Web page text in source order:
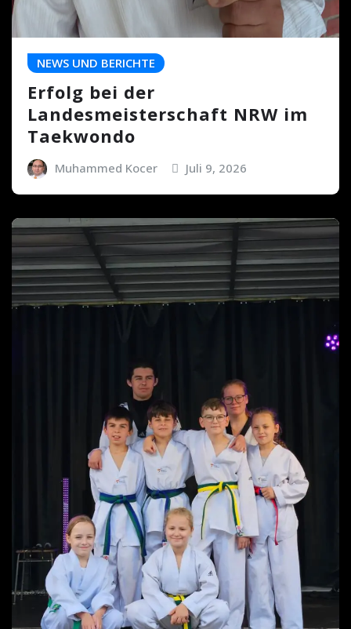
NEWS UND BERICHTE
Erfolg bei der
Landesmeisterschaft NRW im
Taekwondo
Muhammed Kocer Juli 9, 2026